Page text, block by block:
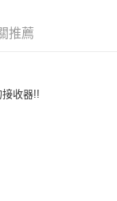
推薦
收器!!